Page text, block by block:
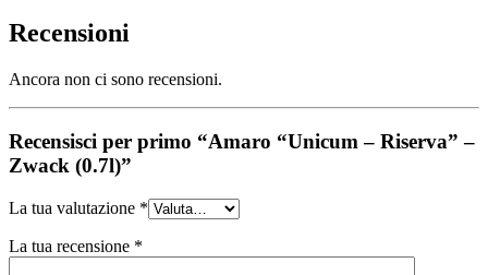
Recensioni
Ancora non ci sono recensioni.
Recensisci per primo “Amaro “Unicum – Riserva” –
Zwack (0.7l)”
La tua valutazione *
La tua recensione *